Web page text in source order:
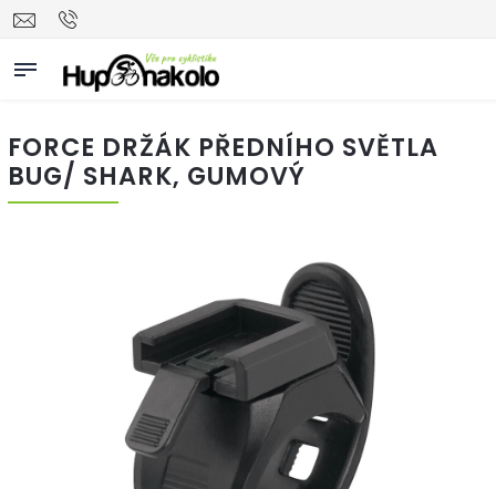
FORCE DRŽÁK PŘEDNÍHO SVĚTLA
BUG/ SHARK, GUMOVÝ